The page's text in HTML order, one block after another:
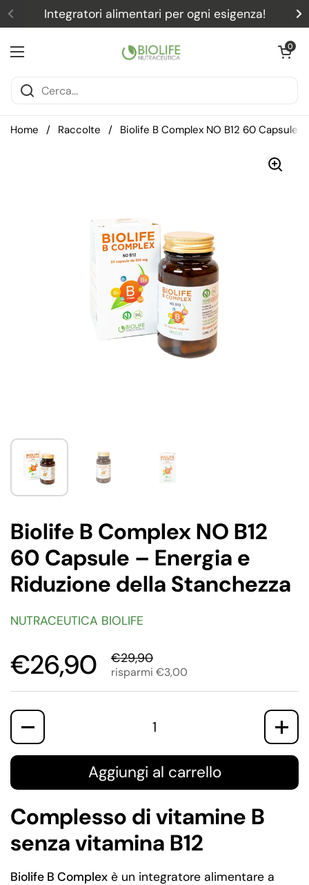
Passa ai contenuti
Precedente
Integratori alimentari per ogni esigenza!
Apri menu
Apri0
Home / Raccolte / Biolife B Complex NO B12 60 Capsule
Biolife B Complex NO B12
60 Capsule – Energia e
Riduzione della Stanchezza
NUTRACEUTICA BIOLIFE
€26,90 €29,90
risparmi €3,00
Quantità
Aggiungi al carrello
Complesso di vitamine B
senza vitamina B12
Biolife B Complex è un integratore alimentare a